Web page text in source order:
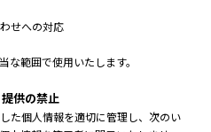
せへの対応
な範囲で使用いたします。
供の禁止
た個人情報を適切に管理し、次のい